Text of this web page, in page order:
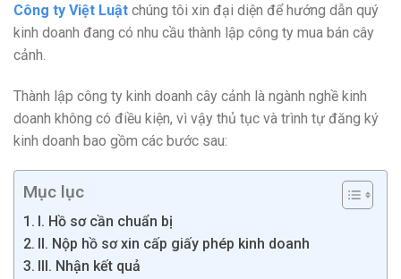
Công ty Việt Luật chúng tôi xin đại diện để hướng dẫn quý
kinh doanh đang có nhu cầu thành lập công ty mua bán cây
cảnh.
Thành lập công ty kinh doanh cây cảnh là ngành nghề kinh
doanh không có điều kiện, vì vậy thủ tục và trình tự đăng ký
kinh doanh bao gồm các bước sau:
Mục lục
I. Hồ sơ cần chuẩn bị
II. Nộp hồ sơ xin cấp giấy phép kinh doanh
III. Nhận kết quả